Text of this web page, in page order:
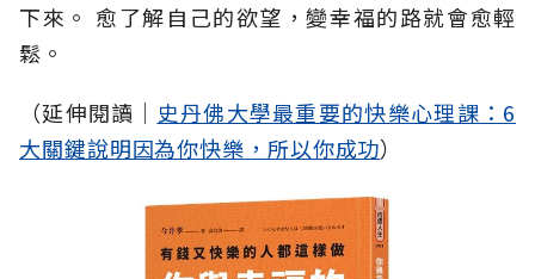
下來。 愈了解自己的欲望，變幸福的路就會愈輕
鬆。
（延伸閱讀│ 史丹佛大學最重要的快樂心理課：6
大關鍵說明因為你快樂，所以你成功）